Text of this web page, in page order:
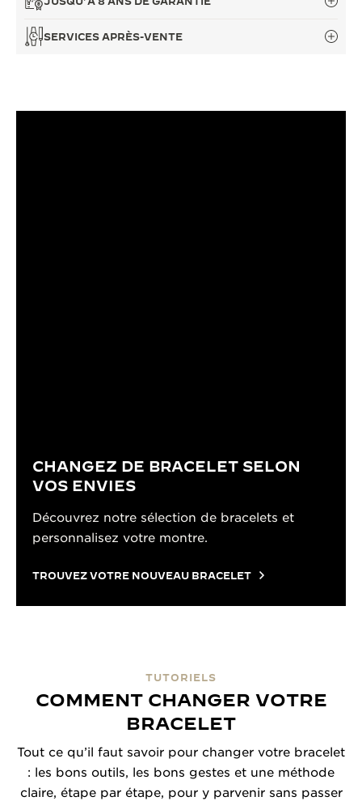
SERVICES APRÈS-VENTE
CHANGEZ DE BRACELET SELON
VOS ENVIES
Découvrez notre sélection de bracelets et
personnalisez votre montre.
TROUVEZ VOTRE NOUVEAU BRACELET
TUTORIELS
COMMENT CHANGER VOTRE
BRACELET
Tout ce qu’il faut savoir pour changer votre bracelet
: les bons outils, les bons gestes et une méthode
claire, étape par étape, pour y parvenir sans passer